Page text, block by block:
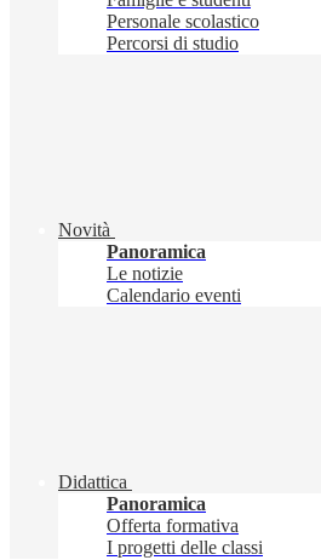
Personale scolastico
Percorsi di studio
Novità
Panoramica
Le notizie
Calendario eventi
Didattica
Panoramica
Offerta formativa
I progetti delle classi